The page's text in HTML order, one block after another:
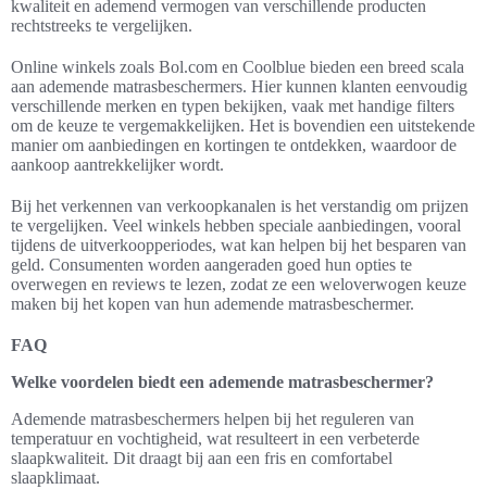
kwaliteit en ademend vermogen van verschillende producten
rechtstreeks te vergelijken.
Online winkels zoals Bol.com en Coolblue bieden een breed scala
aan ademende matrasbeschermers. Hier kunnen klanten eenvoudig
verschillende merken en typen bekijken, vaak met handige filters
om de keuze te vergemakkelijken. Het is bovendien een uitstekende
manier om aanbiedingen en kortingen te ontdekken, waardoor de
aankoop aantrekkelijker wordt.
Bij het verkennen van verkoopkanalen is het verstandig om prijzen
te vergelijken. Veel winkels hebben speciale aanbiedingen, vooral
tijdens de uitverkoopperiodes, wat kan helpen bij het besparen van
geld. Consumenten worden aangeraden goed hun opties te
overwegen en reviews te lezen, zodat ze een weloverwogen keuze
maken bij het kopen van hun ademende matrasbeschermer.
FAQ
Welke voordelen biedt een ademende matrasbeschermer?
Ademende matrasbeschermers helpen bij het reguleren van
temperatuur en vochtigheid, wat resulteert in een verbeterde
slaapkwaliteit. Dit draagt bij aan een fris en comfortabel
slaapklimaat.